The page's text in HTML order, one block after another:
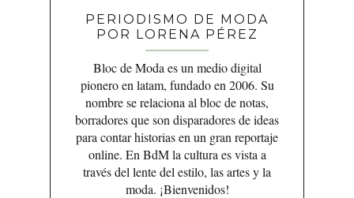
PERIODISMO DE MODA
POR LORENA PÉREZ
Bloc de Moda es un medio digital
pionero en latam, fundado en 2006. Su
nombre se relaciona al bloc de notas,
borradores que son disparadores de ideas
para contar historias en un gran reportaje
online. En BdM la cultura es vista a
través del lente del estilo, las artes y la
moda. ¡Bienvenidos!